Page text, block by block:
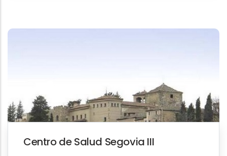
Centro de Salud Segovia III